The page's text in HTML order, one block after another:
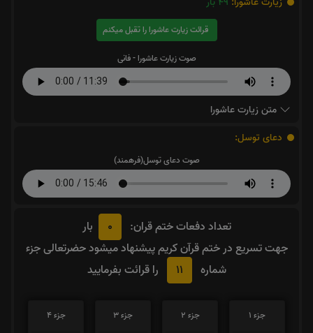
قرائت زیارت عاشورا را تقبل میکنم
صوت زیارت عاشورا - فانی
متن زیارت عاشورا
دعای توسل:
صوت دعای توسل(فرهمند)
تعداد دفعات ختم قران: 0
بار
جهت تسریع در ختم قرآن کریم پیشنهاد میشود حضرتعالی جزء
شماره
11 را قرائت بفرمایید
جزء 1
جزء 2
جزء 3
جزء 4